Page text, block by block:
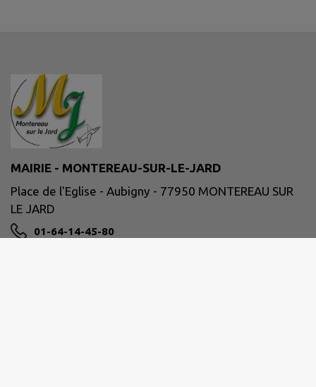
MAIRIE - MONTEREAU-SUR-LE-JARD
Place de l'Eglise - Aubigny - 77950 MONTEREAU SUR
LE JARD
01-64-14-45-80